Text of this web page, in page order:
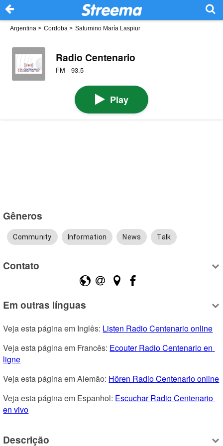
Argentina > Cordoba > Saturnino María Laspiur
Radio Centenario
FM · 93.5
Play
Gêneros
Community Information News Talk
Contato
Em outras línguas
Veja esta página em Inglês: Listen Radio Centenario online
Veja esta página em Francês: Ecouter Radio Centenario en
ligne
Veja esta página em Alemão: Hören Radio Centenario online
Veja esta página em Espanhol: Escuchar Radio Centenario
en vivo
Descrição